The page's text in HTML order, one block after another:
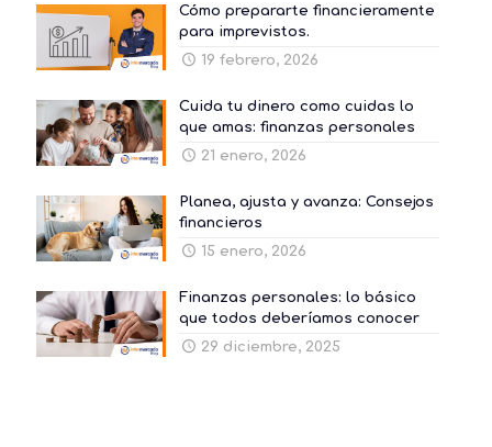
Cómo prepararte financieramente
para imprevistos.
19 febrero, 2026
Cuida tu dinero como cuidas lo
que amas: finanzas personales
21 enero, 2026
Planea, ajusta y avanza: Consejos
financieros
15 enero, 2026
Finanzas personales: lo básico
que todos deberíamos conocer
29 diciembre, 2025